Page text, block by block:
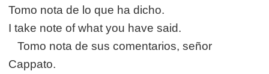
Tomo nota de lo que ha dicho.
I take note of what you have said.
Tomo nota de sus comentarios, señor
Cappato.